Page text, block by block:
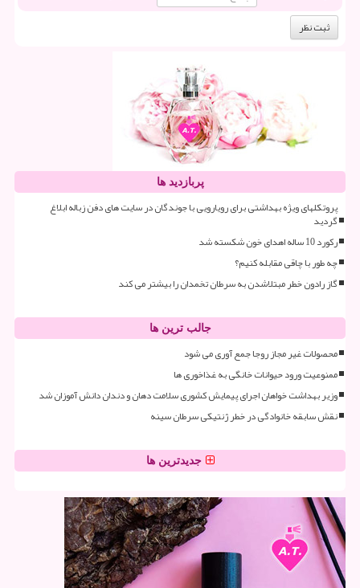
پربازدید ها
پروتکلهای ویژه بهداشتی برای رویارویی با جوندگان در سایت های دفن زباله ابلاغ
گردید
رکورد 10 ساله اهدای خون شکسته شد
چه طور با چاقی مقابله کنیم؟
گاز رادون خطر مبتلاشدن به سرطان تخمدان را بیشتر می کند
جالب ترین ها
محصولات غیر مجاز روجا جمع آوری می شود
ممنوعیت ورود حیوانات خانگی به غذاخوری ها
وزیر بهداشت خواهان اجرای پیمایش کشوری سلامت دهان و دندان دانش آموزان شد
نقش سابقه خانوادگی در خطر ژنتیکی سرطان سینه
جدیدترین ها